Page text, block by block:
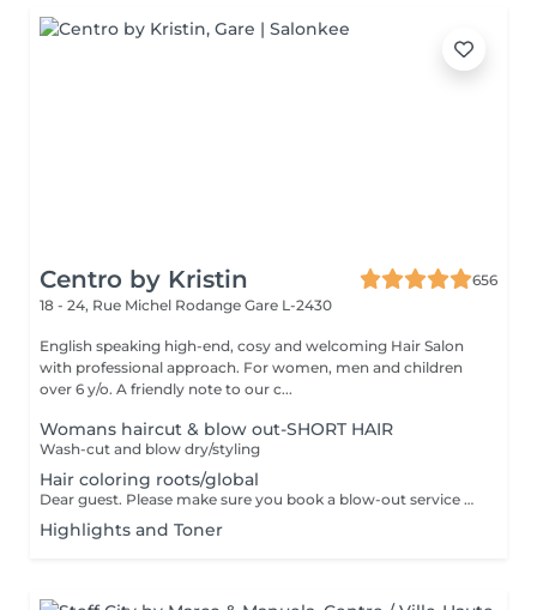
Centro by Kristin
656
18 - 24, Rue Michel Rodange Gare L-2430
English speaking high-end, cosy and welcoming Hair Salon
with professional approach. For women, men and children
over 6 y/o. A friendly note to our c...
Womans haircut & blow out-SHORT HAIR
Wash-cut and blow dry/styling
Hair coloring roots/global
Dear guest. Please make sure you book a blow-out service after your color service, that is additional 30 minutes to the total service. Thank you for understanding. Team Centro
Highlights and Toner